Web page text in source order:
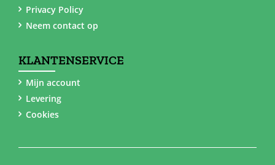
Privacy Policy
Neem contact op
KLANTENSERVICE
Mijn account
Levering
Cookies